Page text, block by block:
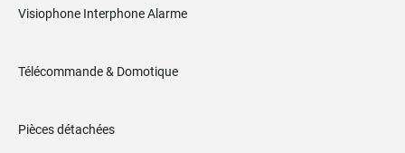
Visiophone Interphone Alarme
Télécommande & Domotique
Pièces détachées